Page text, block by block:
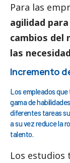
Para las
agilidad
cambios del
las
Incremento
Los empleados
gama de
diferentes tareas
a su vez reduce la
talento.
Los estudios